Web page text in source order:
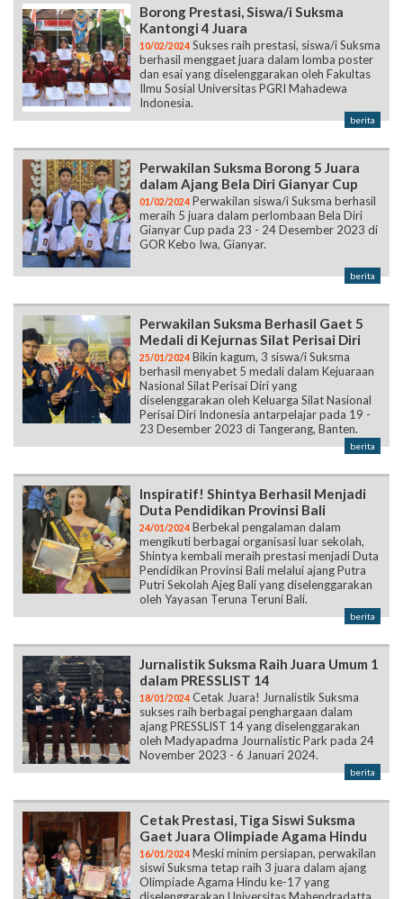
Borong Prestasi, Siswa/i Suksma
Kantongi 4 Juara
10/02/2024 Sukses raih prestasi, siswa/i Suksma
berhasil menggaet juara dalam lomba poster
dan esai yang diselenggarakan oleh Fakultas
Ilmu Sosial Universitas PGRI Mahadewa
Indonesia.
berita
Perwakilan Suksma Borong 5 Juara
dalam Ajang Bela Diri Gianyar Cup
01/02/2024 Perwakilan siswa/i Suksma berhasil
meraih 5 juara dalam perlombaan Bela Diri
Gianyar Cup pada 23 - 24 Desember 2023 di
GOR Kebo Iwa, Gianyar.
berita
Perwakilan Suksma Berhasil Gaet 5
Medali di Kejurnas Silat Perisai Diri
25/01/2024 Bikin kagum, 3 siswa/i Suksma
berhasil menyabet 5 medali dalam Kejuaraan
Nasional Silat Perisai Diri yang
diselenggarakan oleh Keluarga Silat Nasional
Perisai Diri Indonesia antarpelajar pada 19 -
23 Desember 2023 di Tangerang, Banten.
berita
Inspiratif! Shintya Berhasil Menjadi
Duta Pendidikan Provinsi Bali
24/01/2024 Berbekal pengalaman dalam
mengikuti berbagai organisasi luar sekolah,
Shintya kembali meraih prestasi menjadi Duta
Pendidikan Provinsi Bali melalui ajang Putra
Putri Sekolah Ajeg Bali yang diselenggarakan
oleh Yayasan Teruna Teruni Bali.
berita
Jurnalistik Suksma Raih Juara Umum 1
dalam PRESSLIST 14
18/01/2024 Cetak Juara! Jurnalistik Suksma
sukses raih berbagai penghargaan dalam
ajang PRESSLIST 14 yang diselenggarakan
oleh Madyapadma Journalistic Park pada 24
November 2023 - 6 Januari 2024.
berita
Cetak Prestasi, Tiga Siswi Suksma
Gaet Juara Olimpiade Agama Hindu
16/01/2024 Meski minim persiapan, perwakilan
siswi Suksma tetap raih 3 juara dalam ajang
Olimpiade Agama Hindu ke-17 yang